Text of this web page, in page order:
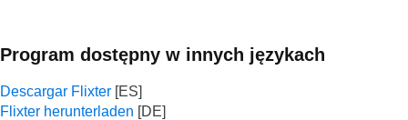
Program dostępny w innych językach
Descargar Flixter
Flixter herunterladen